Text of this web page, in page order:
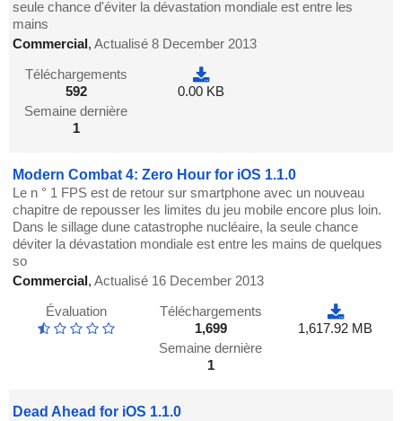
seule chance d'éviter la dévastation mondiale est entre les
mains
Commercial,Actualisé 8 December 2013
Téléchargements
592
Semaine dernière
1
0.00 KB
Modern Combat 4: Zero Hour for iOS 1.1.0
Le n ° 1 FPS est de retour sur smartphone avec un nouveau
chapitre de repousser les limites du jeu mobile encore plus loin.
Dans le sillage dune catastrophe nucléaire, la seule chance
déviter la dévastation mondiale est entre les mains de quelques
so
Commercial,Actualisé 16 December 2013
Évaluation
Téléchargements
1,699
Semaine dernière
1
1,617.92 MB
Dead Ahead for iOS 1.1.0